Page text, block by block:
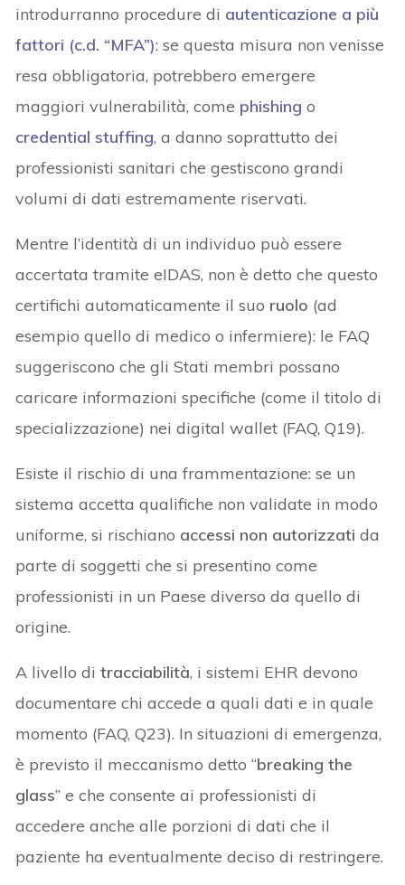
introdurranno procedure di autenticazione a più
fattori (c.d. “MFA”): se questa misura non venisse
resa obbligatoria, potrebbero emergere
maggiori vulnerabilità, come phishing o
credential stuffing, a danno soprattutto dei
professionisti sanitari che gestiscono grandi
volumi di dati estremamente riservati.
Mentre l’identità di un individuo può essere
accertata tramite eIDAS, non è detto che questo
certifichi automaticamente il suo ruolo (ad
esempio quello di medico o infermiere): le FAQ
suggeriscono che gli Stati membri possano
caricare informazioni specifiche (come il titolo di
specializzazione) nei digital wallet (FAQ, Q19).
Esiste il rischio di una frammentazione: se un
sistema accetta qualifiche non validate in modo
uniforme, si rischiano accessi non autorizzati da
parte di soggetti che si presentino come
professionisti in un Paese diverso da quello di
origine.
A livello ditracciabilità, i sistemi EHR devono
documentare chi accede a quali dati e in quale
momento (FAQ, Q23). In situazioni di emergenza,
è previsto il meccanismo detto “breaking the
glass” e che consente ai professionisti di
accedere anche alle porzioni di dati che il
paziente ha eventualmente deciso di restringere.